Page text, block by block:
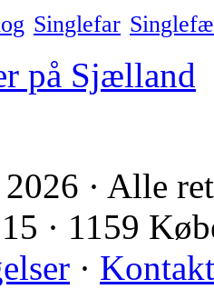
Singlefar
på Sjælland
· Alle
· 1159
· Kontakt